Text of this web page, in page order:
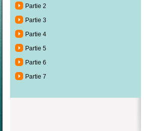
Partie 2
Partie 3
Partie 4
Partie 5
Partie 6
Partie 7